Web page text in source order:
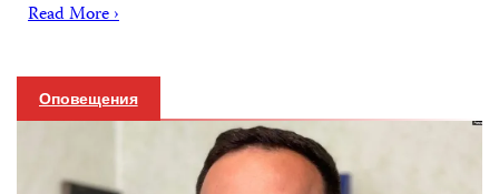
Read More ›
Оповещения